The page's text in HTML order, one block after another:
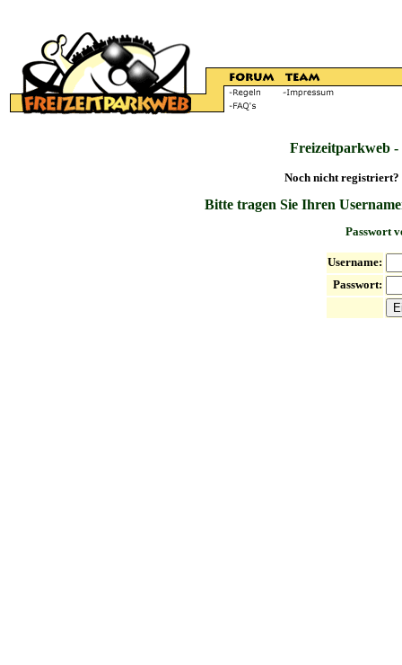
Freizeitparkweb
Noch nicht registriert?
Bitte tragen Sie Ihren
Passwort
Username:
Passwort: